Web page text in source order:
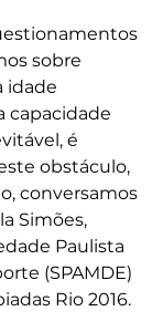
sobre
idade
capacidade
é
obstáculo,
conversamos
Simões,
Paulista
(SPAMDE)
Rio 2016.